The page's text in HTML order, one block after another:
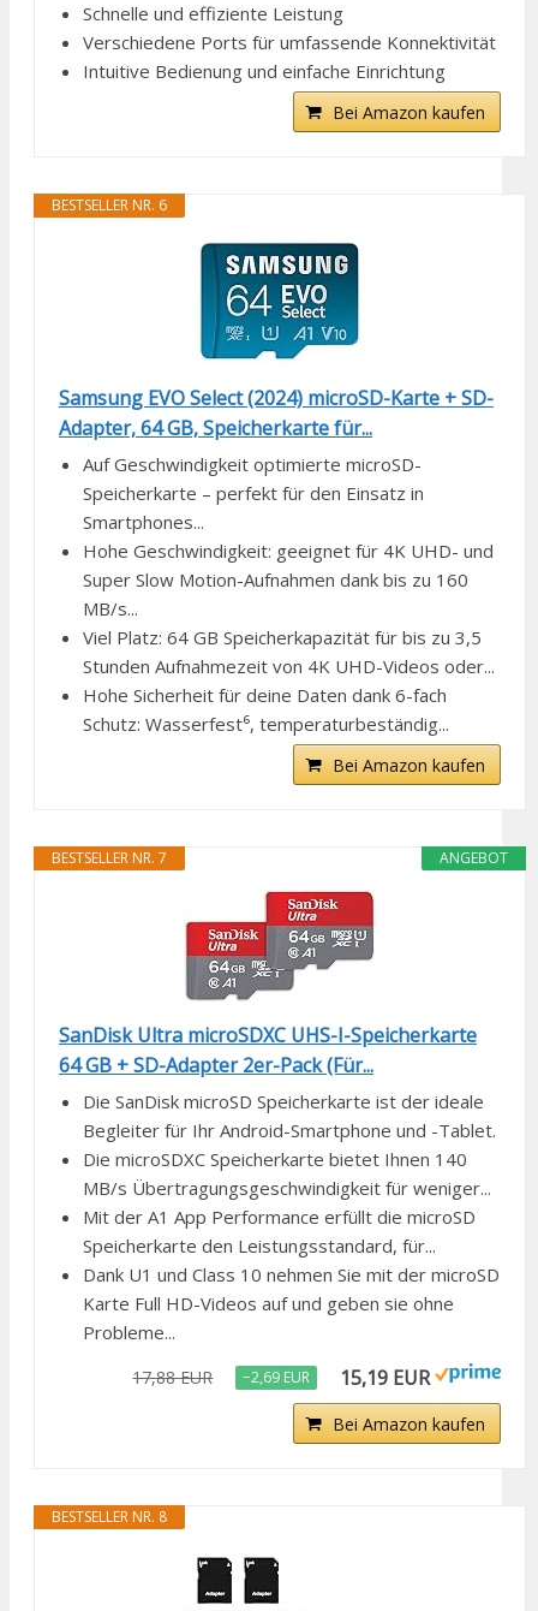
Schnelle und effiziente Leistung
Verschiedene Ports für umfassende Konnektivität
Intuitive Bedienung und einfache Einrichtung
Bei Amazon kaufen
BESTSELLER NR. 6
Samsung EVO Select (2024) microSD-Karte + SD-
Adapter, 64 GB, Speicherkarte für...
Auf Geschwindigkeit optimierte microSD-
Speicherkarte – perfekt für den Einsatz in
Smartphones...
Hohe Geschwindigkeit: geeignet für 4K UHD- und
Super Slow Motion-Aufnahmen dank bis zu 160
MB/s...
Viel Platz: 64 GB Speicherkapazität für bis zu 3,5
Stunden Aufnahmezeit von 4K UHD-Videos oder...
Hohe Sicherheit für deine Daten dank 6-fach
Schutz: Wasserfest⁶, temperaturbeständig...
Bei Amazon kaufen
ANGEBOT
BESTSELLER NR. 7
SanDisk Ultra microSDXC UHS-I-Speicherkarte
64 GB + SD-Adapter 2er-Pack (Für...
Die SanDisk microSD Speicherkarte ist der ideale
Begleiter für Ihr Android-Smartphone und -Tablet.
Die microSDXC Speicherkarte bietet Ihnen 140
MB/s Übertragungsgeschwindigkeit für weniger...
Mit der A1 App Performance erfüllt die microSD
Speicherkarte den Leistungsstandard, für...
Dank U1 und Class 10 nehmen Sie mit der microSD
Karte Full HD-Videos auf und geben sie ohne
Probleme...
17,88 EUR −2,69 EUR 15,19 EUR
Bei Amazon kaufen
BESTSELLER NR. 8